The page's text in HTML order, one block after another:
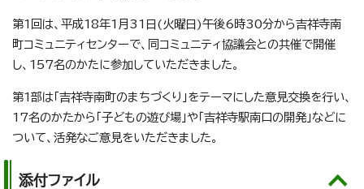
第1回は、平成18年1月31日(火曜日)午後6時30分から吉祥寺南
町コミュニティセンターで、同コミュニティ協議会との共催で開催
し、157名のかたに参加していただきました。
第1部は「吉祥寺南町のまちづくり」をテーマにした意見交換を行い、
17名のかたから「子どもの遊び場」や「吉祥寺駅南口の開発」などに
ついて、活発なご意見をいただきました。
添付ファイル